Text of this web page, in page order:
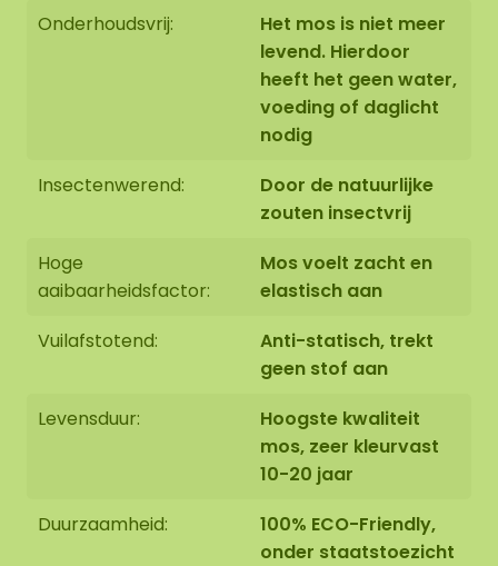
Onderhoudsvrij:
Het mos is niet meer
levend. Hierdoor
heeft het geen water,
voeding of daglicht
nodig
Insectenwerend:
Door de natuurlijke
zouten insectvrij
Hoge
aaibaarheidsfactor:
Mos voelt zacht en
elastisch aan
Vuilafstotend:
Anti-statisch, trekt
geen stof aan
Levensduur:
Hoogste kwaliteit
mos, zeer kleurvast
10-20 jaar
Duurzaamheid:
100% ECO-Friendly,
onder staatstoezicht